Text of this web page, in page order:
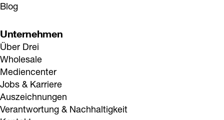
Blog
Unternehmen
Über Drei
Wholesale
Mediencenter
Jobs & Karriere
Auszeichnungen
Verantwortung & Nachhaltigkeit